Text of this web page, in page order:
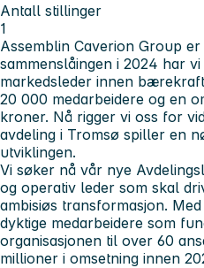
Antall stillinger
1
Assemblin Caverion Group
sammenslåingen i 2024 har
markedsleder innen
20 000 medarbeidere og en
kroner. Nå rigger vi oss for
avdeling i Tromsø spiller en
utviklingen.
Vi søker nå vår nye
og operativ leder som skal
ambisiøs transformasjon.
dyktige medarbeidere som
organisasjonen til over 60
millioner i omsetning innen